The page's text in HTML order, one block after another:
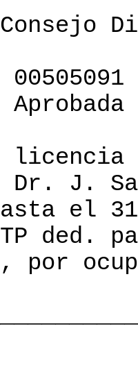
Consejo
licencia
Dr. J.
el
ded.
por